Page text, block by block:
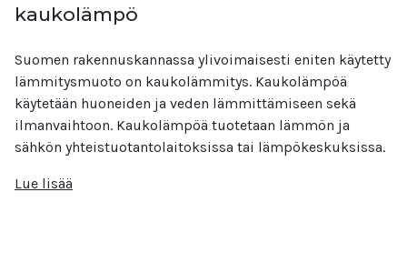
kaukolämpö
Suomen rakennuskannassa ylivoimaisesti eniten käytetty
lämmitysmuoto on kaukolämmitys. Kaukolämpöä
käytetään huoneiden ja veden lämmittämiseen sekä
ilmanvaihtoon. Kaukolämpöä tuotetaan lämmön ja
sähkön yhteistuotantolaitoksissa tai lämpökeskuksissa.
Lue lisää